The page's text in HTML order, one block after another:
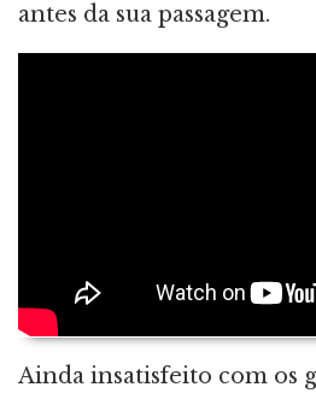
antes da sua passagem.
Ainda insatisfeito com os